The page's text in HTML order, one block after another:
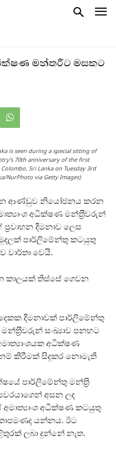
මන්‍ත‍්‍රීට මසකට
is seen during a special sitting of
70th anniversary of the first
Sri Lanka on Tuesday 3rd
NurPhoto via Getty Images)
ආණ්ඩුව නියෝජනය කරන
අධික්ෂණ මන්ත‍්‍රීවරුන්
දීමනාව ලෙස
පාර්ලිමේන්තු කටයුතු
වාර්තා වෙයි.
කාලයක් තිස්සේ ගෙවන
දීමනාවක් පාර්ලිමේන්තු
සංඛ්‍යාව පනහට
අධික්ෂණ
කිරීමක් සිදුකර නොමැති
පාර්ලිමේන්තු මන්ත‍්‍රි
අසන ලද
අධීක්ෂණ කටයුතු
යන්නය. ඊට
ලබා දුන්නේ නැත.